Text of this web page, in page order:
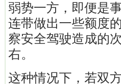
弱势一方，即便是
连带做出一些额度
察安全驾驶造成的
右。
这种情况下，若双